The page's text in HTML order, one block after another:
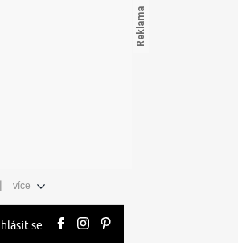
| více
se